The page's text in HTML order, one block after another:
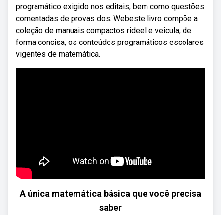
programático exigido nos editais, bem como questões
comentadas de provas dos. Webeste livro compõe a
coleção de manuais compactos rideel e veicula, de
forma concisa, os conteúdos programáticos escolares
vigentes de matemática.
A única matemática básica que você precisa
saber